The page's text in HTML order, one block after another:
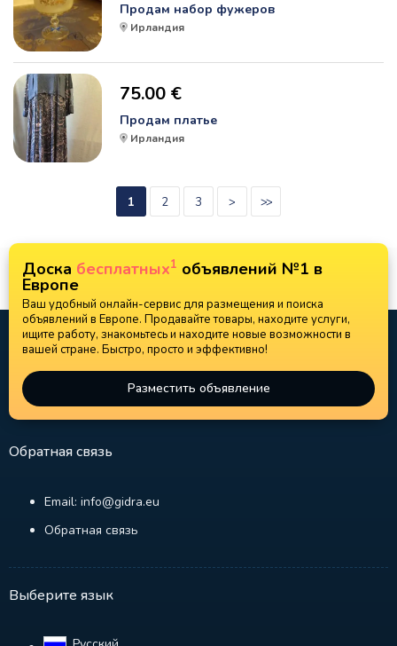
Продам набор фужеров
Ирландия
75.00 €
Продам платье
Ирландия
1 2 3 > >>
Доска бесплатных1 объявлений №1 в
Европе
Ваш удобный онлайн-сервис для размещения и поиска
объявлений в Европе. Продавайте товары, находите услуги,
ищите работу, знакомьтесь и находите новые возможности в
вашей стране. Быстро, просто и эффективно!
Разместить объявление
Обратная связь
Email: info@gidra.eu
Обратная связь
Выберите язык